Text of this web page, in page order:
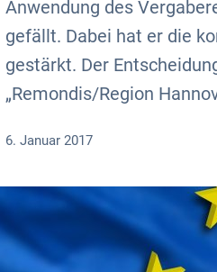
Anwendung des
gefällt. Dabei hat er die
gestärkt. Der
„Remondis/Region
6. Januar 2017